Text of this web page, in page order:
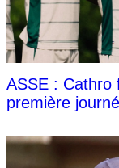
ASSE : Cathro
première